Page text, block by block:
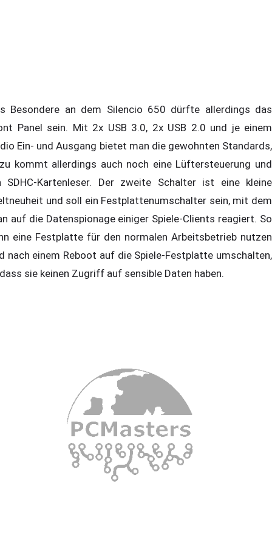
Besondere an dem Silencio 650 dürfte allerdings das
Panel sein. Mit 2x USB 3.0, 2x USB 2.0 und je einem
Ein- und Ausgang bietet man die gewohnten Standards,
kommt allerdings auch noch eine Lüftersteuerung und
SDHC-Kartenleser. Der zweite Schalter ist eine kleine
und soll ein Festplattenumschalter sein, mit dem
auf die Datenspionage einiger Spiele-Clients reagiert. So
eine Festplatte für den normalen Arbeitsbetrieb nutzen
nach einem Reboot auf die Spiele-Festplatte umschalten,
sie keinen Zugriff auf sensible Daten haben.